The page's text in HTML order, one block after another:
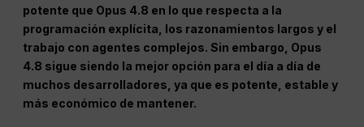
potente que Opus 4.8 en lo que respecta a la
programación explícita, los razonamientos largos y el
trabajo con agentes complejos. Sin embargo, Opus
4.8 sigue siendo la mejor opción para el día a día de
muchos desarrolladores, ya que es potente, estable y
más económico de mantener.